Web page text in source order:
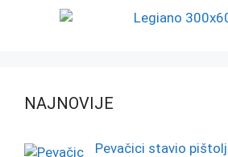
NAJNOVIJE
Pevačici stavio